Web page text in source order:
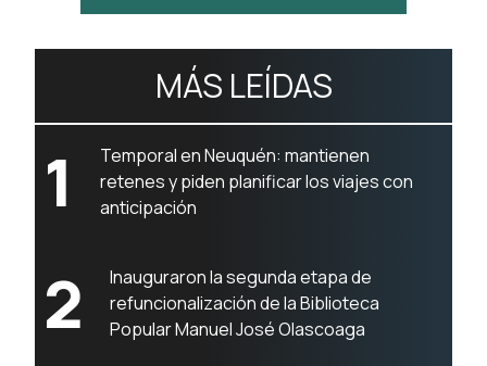
MÁS LEÍDAS
1
Temporal en Neuquén: mantienen
retenes y piden planificar los viajes con
anticipación
2
Inauguraron la segunda etapa de
refuncionalización de la Biblioteca
Popular Manuel José Olascoaga